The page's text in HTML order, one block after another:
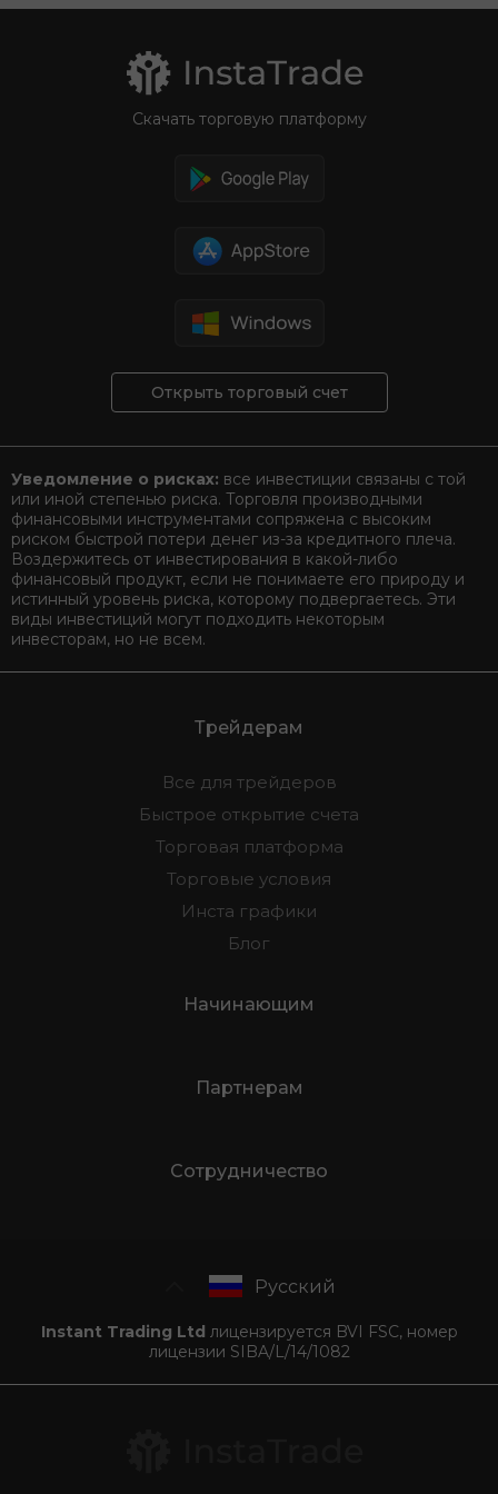
Скачать торговую платформу
Открыть торговый счет
Уведомление о рисках: все инвестиции связаны с той
или иной степенью риска. Торговля производными
финансовыми инструментами сопряжена с высоким
риском быстрой потери денег из-за кредитного плеча.
Воздержитесь от инвестирования в какой-либо
финансовый продукт, если не понимаете его природу и
истинный уровень риска, которому подвергаетесь. Эти
виды инвестиций могут подходить некоторым
инвесторам, но не всем.
Трейдерам
Все для трейдеров
Быстрое открытие счета
Торговая платформа
Торговые условия
Инста графики
Блог
Начинающим
Партнерам
Сотрудничество
Русский
Instant Trading Ltd лицензируется BVI FSC, номер
лицензии SIBA/L/14/1082